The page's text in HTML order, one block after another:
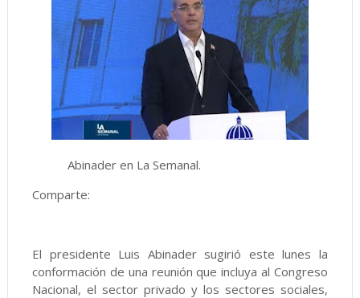
Abinader en La Semanal.
Comparte:
El presidente Luis Abinader sugirió este lunes la
conformación de una reunión que incluya al Congreso
Nacional, el sector privado y los sectores sociales,